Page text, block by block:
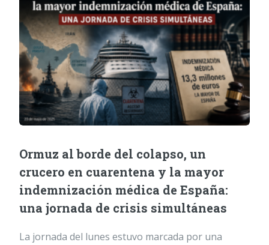
Ormuz al borde del colapso, un
crucero en cuarentena y la mayor
indemnización médica de España:
una jornada de crisis simultáneas
La jornada del lunes estuvo marcada por una